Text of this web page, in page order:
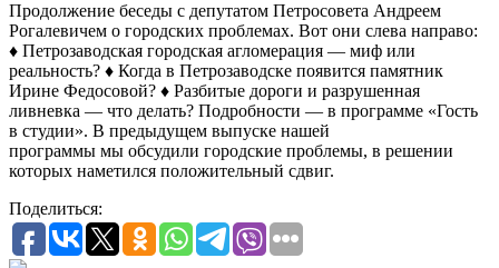
Продолжение беседы с депутатом Петросовета Андреем
Рогалевичем о городских проблемах. Вот они слева направо:
♦ Петрозаводская городская агломерация — миф или
реальность? ♦ Когда в Петрозаводске появится памятник
Ирине Федосовой? ♦ Разбитые дороги и разрушенная
ливневка — что делать? Подробности — в программе «Гость
в студии». В предыдущем выпуске нашей
программы мы обсудили городские проблемы, в решении
которых наметился положительный сдвиг.
Поделиться: